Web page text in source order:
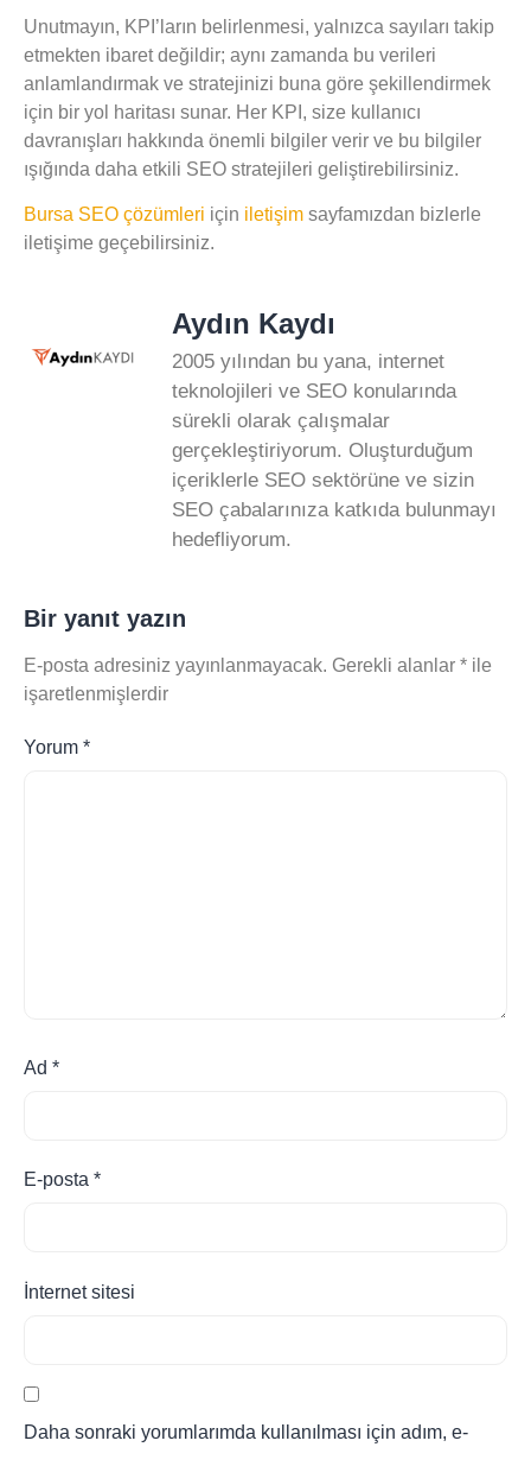
Unutmayın, KPI’ların belirlenmesi, yalnızca sayıları takip
etmekten ibaret değildir; aynı zamanda bu verileri
anlamlandırmak ve stratejinizi buna göre şekillendirmek
için bir yol haritası sunar. Her KPI, size kullanıcı
davranışları hakkında önemli bilgiler verir ve bu bilgiler
ışığında daha etkili SEO stratejileri geliştirebilirsiniz.
Bursa SEO çözümleri için iletişim sayfamızdan bizlerle
iletişime geçebilirsiniz.
Aydın Kaydı
2005 yılından bu yana, internet
teknolojileri ve SEO konularında
sürekli olarak çalışmalar
gerçekleştiriyorum. Oluşturduğum
içeriklerle SEO sektörüne ve sizin
SEO çabalarınıza katkıda bulunmayı
hedefliyorum.
Bir yanıt yazın
E-posta adresiniz yayınlanmayacak. Gerekli alanlar * ile
işaretlenmişlerdir
Yorum *
Ad *
E-posta *
İnternet sitesi
Daha sonraki yorumlarımda kullanılması için adım, e-